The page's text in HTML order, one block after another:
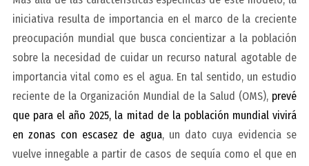
iniciativa resulta de importancia en el marco de la creciente
preocupación mundial que busca concientizar a la población
sobre la necesidad de cuidar un recurso natural agotable de
importancia vital como es el agua. En tal sentido, un estudio
reciente de la Organización Mundial de la Salud (OMS), prevé
que para el año 2025, la mitad de la población mundial vivirá
en zonas con escasez de agua, un dato cuya evidencia se
vuelve innegable a partir de casos de sequía como el que en